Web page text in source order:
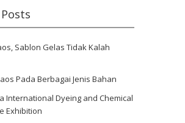
Sablon Gelas Tidak Kalah
Pada Berbagai Jenis Bahan
International Dyeing and Chemical
Exhibition